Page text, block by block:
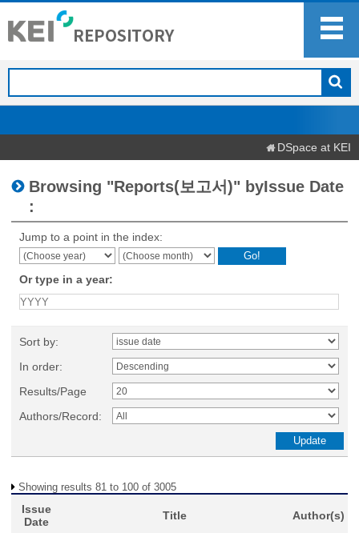
DSpace at KEI
Browsing "Reports(보고서)" byIssue Date
:
Jump to a point in the index:
Or type in a year:
Sort by:
In order:
Results/Page
Authors/Record:
Showing results 81 to 100 of 3005
Issue
Date
Title Author(s)